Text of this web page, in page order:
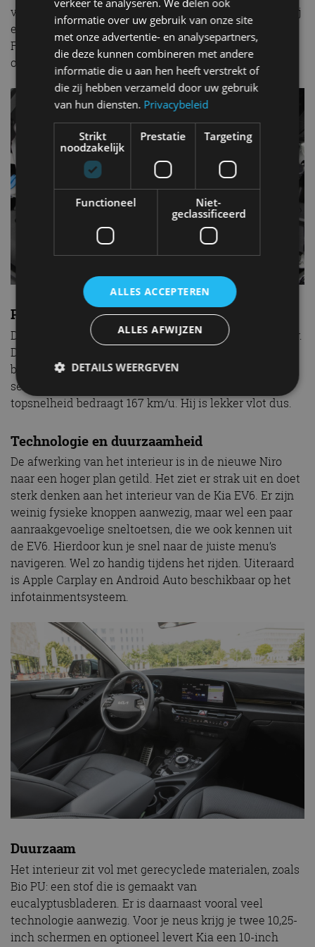
vermogen kan laden. Volgens Kia is het accupakket bij
een snellader in 43 minuten opgeladen van 10-80%.
Feit blijft wel dat de Kia EV6 hier slechts 18 minuten
over doet.
Prestaties
De nieuwe Niro EV is even krachtig als zijn voorganger.
De elektromotor is goed voor 204 pk en 255 Nm direct
beschikbaar koppel. De compacte crossover heeft 7,8
seconden nodig voor de 0-100 km/u sprint en de
topsnelheid bedraagt 167 km/u. Hij is lekker vlot dus.
Technologie en duurzaamheid
De afwerking van het interieur is in de nieuwe Niro
naar een hoger plan getild. Het ziet er strak uit en doet
sterk denken aan het interieur van de Kia EV6. Er zijn
weinig fysieke knoppen aanwezig, maar wel een paar
aanraakgevoelige sneltoetsen, die we ook kennen uit
de EV6. Hierdoor kun je snel naar de juiste menu’s
navigeren. Wel zo handig tijdens het rijden. Uiteraard
is Apple Carplay en Android Auto beschikbaar op het
infotainmentsysteem.
Duurzaam
Het interieur zit vol met gerecyclede materialen, zoals
Bio PU: een stof die is gemaakt van
eucalyptusbladeren. Er is daarnaast vooral veel
technologie aanwezig. Voor je neus krijg je twee 10,25-
inch schermen en optioneel levert Kia een 10-inch
verkeer te analyseren. We delen ook
informatie over uw gebruik van onze site
met onze advertentie- en analysepartners,
die deze kunnen combineren met andere
informatie die u aan hen heeft verstrekt of
die zij hebben verzameld door uw gebruik
van hun diensten. Privacybeleid
Strikt
noodzakelijk
Prestatie Targeting
Functioneel
Niet-
geclassificeerd
ALLES ACCEPTEREN
ALLES AFWIJZEN
DETAILS WEERGEVEN
Functioneel
Niet-geclassificeerd
Strikt noodzakelijke cookies maken de
kernfunctionaliteiten van de website mogelijk, zoals
gebruikersaanmelding en accountbeheer. De
strikt noodzakelijke cookies.
Naam
Aanbieder /
Domein
Vervaldatum
cf_clearance
Cloudflare,
Inc.
1 jaar
Deze
gebruikt
op basis
adres van
te
essentieel
veiligheid
website
het
CookieScriptConsent
CookieScript
autorai.nl
Naam
Aanbieder
/ Domein
Vervaldatum Omschrijving
Naam
Aanbieder
/ Domein
Vervaldatum
omx_consent .autorai.nl
1 jaar
Google Privacy Policy